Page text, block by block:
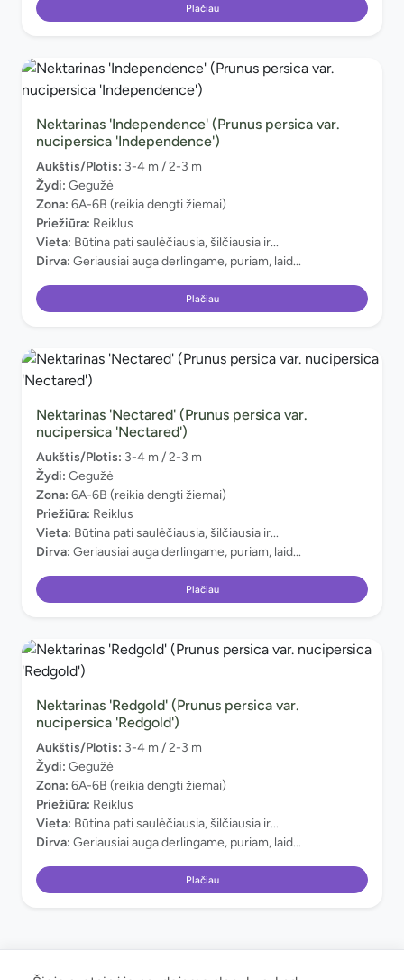
Plačiau
Nektarinas 'Independence' (Prunus persica var.
nucipersica 'Independence')
Aukštis/Plotis: 3-4 m / 2-3 m
Žydi: Gegužė
Zona: 6A-6B (reikia dengti žiemai)
Priežiūra: Reiklus
Vieta: Būtina pati saulėčiausia, šilčiausia ir...
Dirva: Geriausiai auga derlingame, puriam, laid...
Plačiau
Nektarinas 'Nectared' (Prunus persica var.
nucipersica 'Nectared')
Aukštis/Plotis: 3-4 m / 2-3 m
Žydi: Gegužė
Zona: 6A-6B (reikia dengti žiemai)
Priežiūra: Reiklus
Vieta: Būtina pati saulėčiausia, šilčiausia ir...
Dirva: Geriausiai auga derlingame, puriam, laid...
Plačiau
Nektarinas 'Redgold' (Prunus persica var.
nucipersica 'Redgold')
Aukštis/Plotis: 3-4 m / 2-3 m
Žydi: Gegužė
Zona: 6A-6B (reikia dengti žiemai)
Priežiūra: Reiklus
Vieta: Būtina pati saulėčiausia, šilčiausia ir...
Dirva: Geriausiai auga derlingame, puriam, laid...
Plačiau